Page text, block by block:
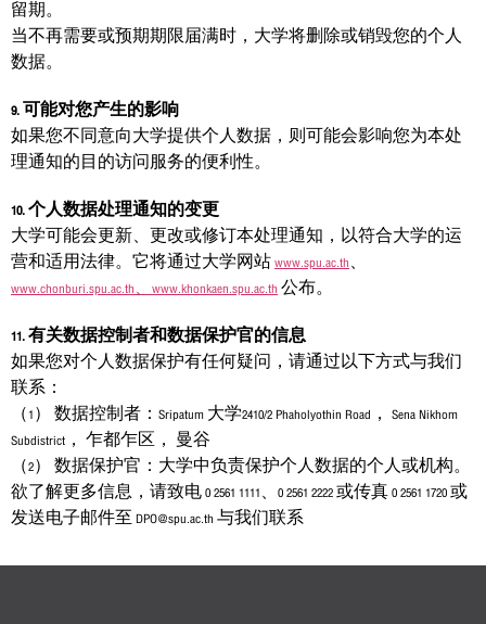
留期。
当不再需要或预期期限届满时，大学将删除或销毁您的个人
数据。
9. 可能对您产生的影响
如果您不同意向大学提供个人数据，则可能会影响您为本处
理通知的目的访问服务的便利性。
10. 个人数据处理通知的变更
大学可能会更新、更改或修订本处理通知，以符合大学的运
营和适用法律。它将通过大学网站www.spu.ac.th、
www.chonburi.spu.ac.th、www.khonkaen.spu.ac.th公布。
11. 有关数据控制者和数据保护官的信息
如果您对个人数据保护有任何疑问，请通过以下方式与我们
联系：
（1） 数据控制者：Sripatum 大学2410/2 Phaholyothin Road， Sena Nikhom
Subdistrict， 乍都乍区， 曼谷
（2） 数据保护官：大学中负责保护个人数据的个人或机构。
欲了解更多信息，请致电 0 2561 1111、0 2561 2222 或传真 0 2561 1720 或
发送电子邮件至 DPO@spu.ac.th 与我们联系